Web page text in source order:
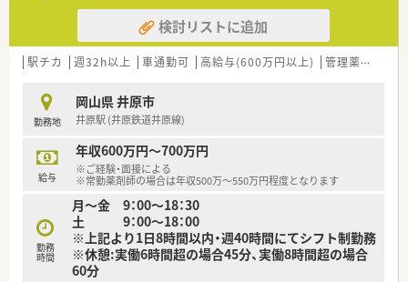
■東証プライム上場スズケングループの地場大手チェーン薬局
です。
の医療貢献に取り組み、中国エリアに116店舗の薬局を展開する
法人です。
■全ての患者様が同等かつ上質な医療を受けることができるよ
う、笑顔をキーワードに患者様の為に何ができるかを常に考え、
日々の業務を行います。
■しっかりと基盤を固め、まずは保険薬局として患者さんに寄り
添って服薬指導を行う「かかりつけ薬局」になること。その上で
健康に関する相談窓口として地域の皆様の主体的な健康の維持・
増進を積極的に支援する「健康サポート薬局」を目指し、さらに
病院や介護施設などと連携を強化することで地域包括ケアにつ
ながっていく事に重きを置いています。
■調剤事業にとどまらず、セルフメディケーションの推進・健康
検討リストに追加
駅チカ 週32h以上 車通勤可 高給与(600万円以上) 管理薬剤師
勤務地
岡山県 井原市
井原駅 (井原鉄道井原線)
給与
年収600万円～700万円
※ご経験・面接による
※常勤薬剤師の場合は年収500万～550万円程度となります
勤務
時間
月～金 9：00～18：30
土 9：00～18：00
※上記より1日8時間以内・週40時間にてシフト制勤務
※休憩:実働6時間超の場合45分、実働8時間超の場合
60分